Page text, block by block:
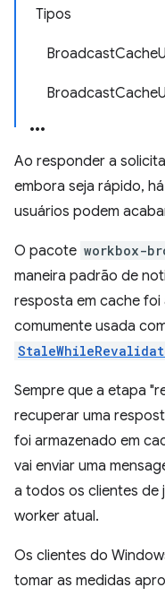
Tipos
Ao responder a
embora seja rápido,
usuários podem
O pacote workbox-
maneira padrão de
resposta em cache foi
comumente usada
Sempre que a etapa
recuperar uma
foi armazenado em
vai enviar uma
a todos os clientes de
worker atual.
Os clientes do
tomar as medidas